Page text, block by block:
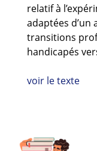
Espace emploi
Guides et outils
relatif à
adaptées d’un
transitions
handicapés
voir le texte